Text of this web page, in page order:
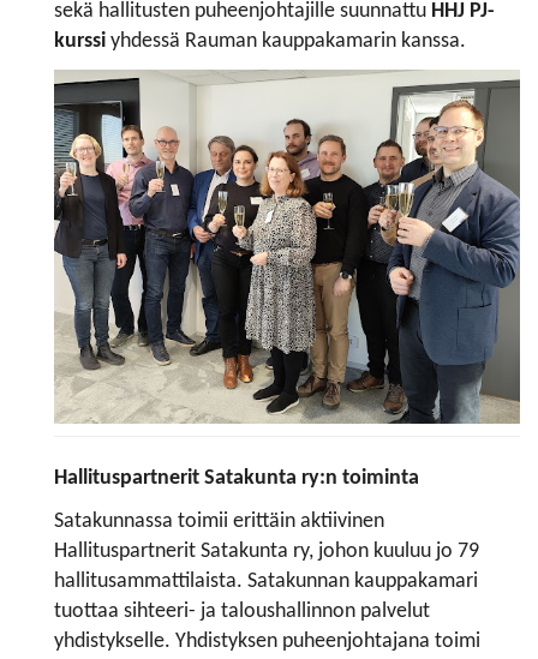
sekä hallitusten puheenjohtajille suunnattu HHJ PJ-
kurssi yhdessä Rauman kauppakamarin kanssa.
Hallituspartnerit Satakunta ry:n toiminta
Satakunnassa toimii erittäin aktiivinen
Hallituspartnerit Satakunta ry, johon kuuluu jo 79
hallitusammattilaista. Satakunnan kauppakamari
tuottaa sihteeri- ja taloushallinnon palvelut
yhdistykselle. Yhdistyksen puheenjohtajana toimi